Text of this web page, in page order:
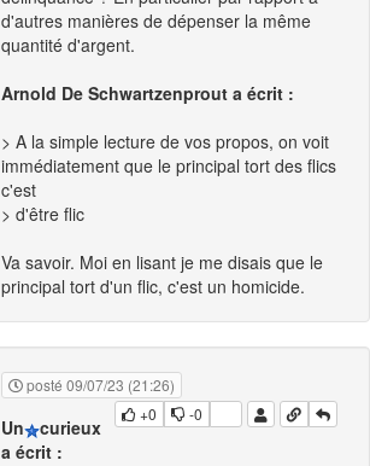
d'autres manières de dépenser la même
quantité d'argent.
Arnold De Schwartzenprout a écrit :
> A la simple lecture de vos propos, on voit
immédiatement que le principal tort des flics
c'est
> d'être flic
Va savoir. Moi en lisant je me disais que le
principal tort d'un flic, c'est un homicide.
posté 09/07/23 (21:26)
+0
-0
Un
curieux
a écrit :